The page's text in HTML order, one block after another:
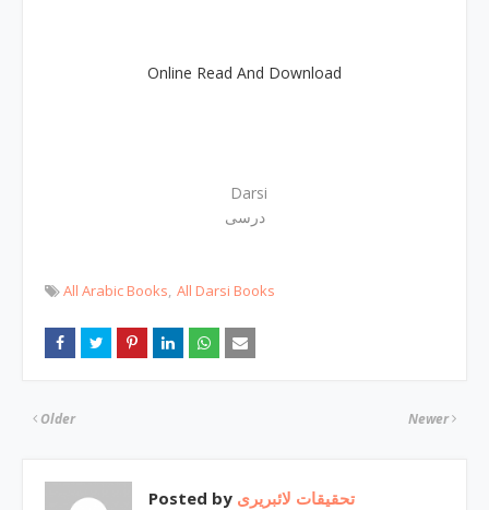
Online Read And Download
Darsi
درسی
All Arabic Books All Darsi Books
Newer
Older
Posted by تحقیقات لائبریری